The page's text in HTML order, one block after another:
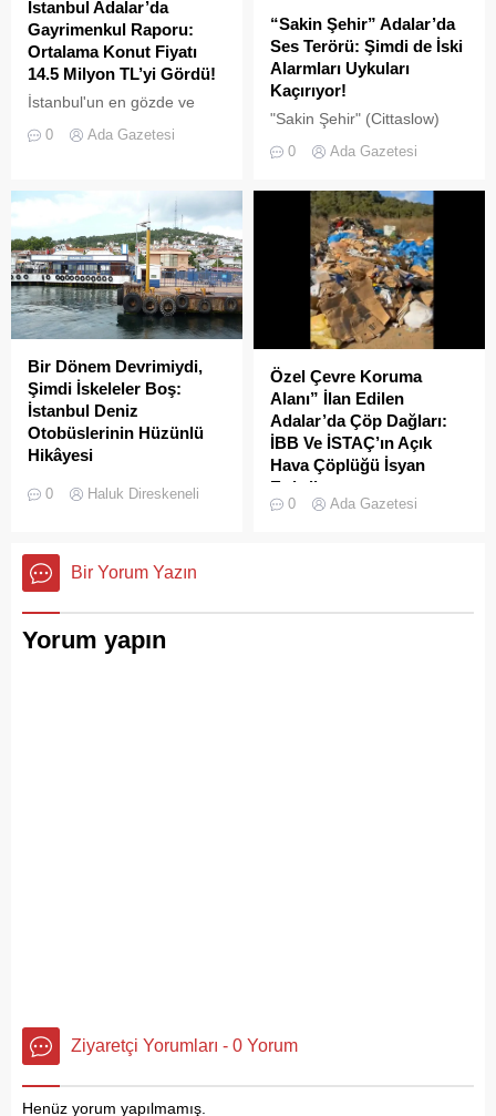
İstanbul Adalar’da
Gayrimenkul Raporu:
Ortalama Konut Fiyatı
14.5 Milyon TL’yi Gördü!
İstanbul'un en gözde ve
olan Adalar ilçesinde,
hareketlilik dikkat çekiyor.
0 Ada Gazetesi
“Sakin Şehir” Adalar’da
Ses Terörü: Şimdi de İski
Alarmları Uykuları
Kaçırıyor!
"Sakin Şehir" (Cittaslow)
Adalar'da gürültü kirliliği
0 Ada Gazetesi
Bir Dönem Devrimiydi,
Şimdi İskeleler Boş:
İstanbul Deniz
Otobüslerinin Hüzünlü
Hikâyesi
İstanbul’da deniz ulaşımı,
merkezi arasında kurulan
tıkır tıkır işleyen, prestijli ve
konforlu güvenli bir yaşam
ritmiydi.
0 Haluk Direskeneli
Özel Çevre Koruma
Alanı” İlan Edilen
Adalar’da Çöp Dağları:
İBB Ve İSTAÇ’ın Açık
Hava Çöplüğü İsyan
Ettirdi
Adalar'da çekilen çöp
0 Ada Gazetesi
Bir Yorum Yazın
Yorum yapın
Ziyaretçi Yorumları - 0 Yorum
Henüz yorum yapılmamış.